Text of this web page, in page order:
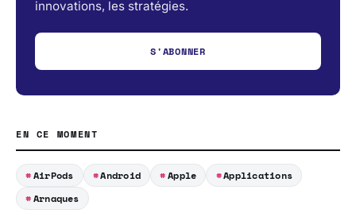
innovations, les stratégies.
S'ABONNER
EN CE MOMENT
AirPods Android Apple
Applications
Arnaques